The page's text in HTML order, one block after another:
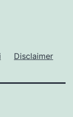
Disclaimer